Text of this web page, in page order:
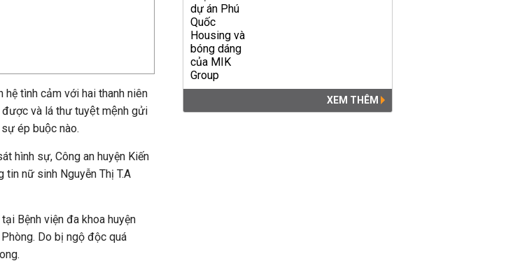
tình cảm với hai thanh niên
được và lá thư tuyệt mệnh gửi
ép buộc nào.
hình sự, Công an huyện Kiến
nữ sinh Nguyễn Thị T.A
Bệnh viện đa khoa huyện
Do bị ngộ độc quá
XEM THÊM